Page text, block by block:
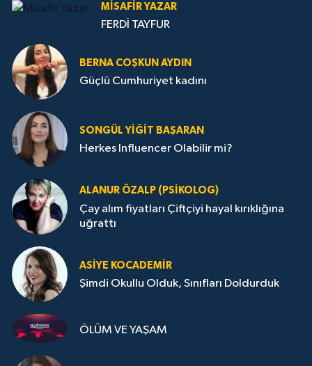
MISAFIR YAZAR
FERDİ TAYFUR
BERNA COŞKUN AYDIN
Güçlü Cumhuriyet kadını
SONGÜL YIĞIT BAŞARAN
Herkes Influencer Olabilir mi?
ALANUR ÖZALP (PSIKOLOG)
Çay alım fiyatları Çiftçiyi hayal kırıklığına
uğrattı
ASIYE KOCADEMİR
Şimdi Okullu Olduk, Sınıfları Doldurduk
ÖLÜM VE YAŞAM